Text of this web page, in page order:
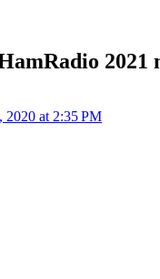
2021
2020 at 2:35 PM